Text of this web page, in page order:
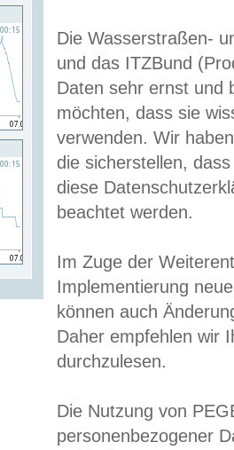
Die Wasserstraßen-
und das ITZBund
Daten sehr ernst und
möchten, dass sie
verwenden. Wir
die sicherstellen,
diese
beachtet werden.
Im Zuge der
Implementierung
können auch
Daher empfehlen wir
durchzulesen.
Die Nutzung von
personenbezogener